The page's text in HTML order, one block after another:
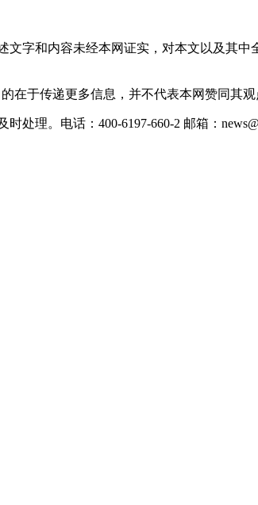
字和内容未经本网证实，对本文以及其
在于传递更多信息，并不代表本网赞同其观
理。电话：400-6197-660-2 邮箱：